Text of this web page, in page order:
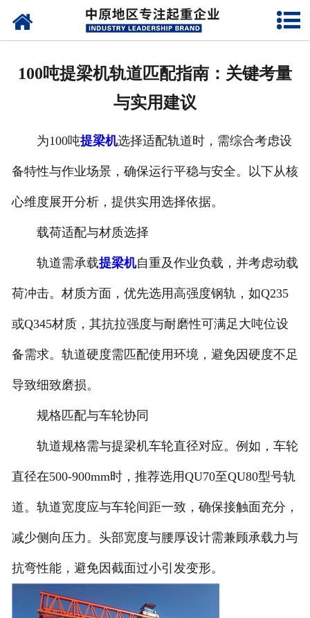
网站首页
企业视频
联系我们
100吨提梁机轨道匹配指南：关键考量
与实用建议
为100吨提梁机选择适配轨道时，需综合考虑设
备特性与作业场景，确保运行平稳与安全。以下从核
心维度展开分析，提供实用选择依据。
载荷适配与材质选择
轨道需承载提梁机自重及作业负载，并考虑动载
荷冲击。材质方面，优先选用高强度钢轨，如Q235
或Q345材质，其抗拉强度与耐磨性可满足大吨位设
备需求。轨道硬度需匹配使用环境，避免因硬度不足
导致细致磨损。
规格匹配与车轮协同
轨道规格需与提梁机车轮直径对应。例如，车轮
直径在500-900mm时，推荐选用QU70至QU80型号轨
道。轨道宽度应与车轮间距一致，确保接触面充分，
减少侧向压力。头部宽度与腰厚设计需兼顾承载力与
抗弯性能，避免因截面过小引发变形。